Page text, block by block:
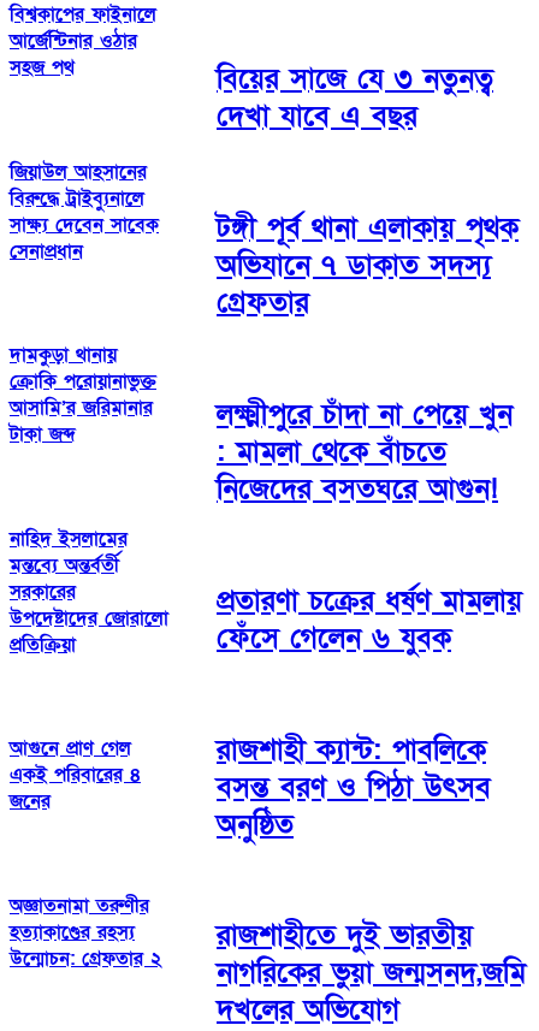
বিশ্বকাপের ফাইনালে
আর্জেন্টিনার ওঠার
সহজ পথ
জিয়াউল আহসানের
বিরুদ্ধে ট্রাইব্যুনালে
সাক্ষ্য দেবেন সাবেক
সেনাপ্রধান
দামকুড়া থানায়
ক্রোকি পরোয়ানাভুক্ত
আসামি’র জরিমানার
টাকা জব্দ
নাহিদ ইসলামের
মন্তব্যে অন্তর্বর্তী
সরকারের
উপদেষ্টাদের জোরালো
প্রতিক্রিয়া
আগুনে প্রাণ গেল
একই পরিবারের ৪
জনের
অজ্ঞাতনামা তরুণীর
হত্যাকাণ্ডের রহস্য
উন্মোচন: গ্রেফতার ২
বিয়ের সাজে যে ৩ নতুনত্ব
দেখা যাবে এ বছর
টঙ্গী পূর্ব থানা এলাকায় পৃথক
অভিযানে ৭ ডাকাত সদস্য
গ্রেফতার
লক্ষ্মীপুরে চাঁদা না পেয়ে খুন
: মামলা থেকে বাঁচতে
নিজেদের বসতঘরে আগুন!
প্রতারণা চক্রের ধর্ষণ মামলায়
ফেঁসে গেলেন ৬ যুবক
রাজশাহী ক্যান্ট: পাবলিকে
বসন্ত বরণ ও পিঠা উৎসব
অনুষ্ঠিত
রাজশাহীতে দুই ভারতীয়
নাগরিকের ভুয়া জন্মসনদ,জমি
দখলের অভিযোগ